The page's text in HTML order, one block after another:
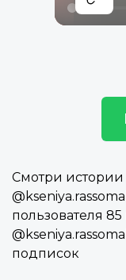
Смотри истории
пользователя
подписок